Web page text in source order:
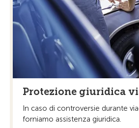
Protezione giuridica
In caso di controversie durante
forniamo assistenza giuridica.